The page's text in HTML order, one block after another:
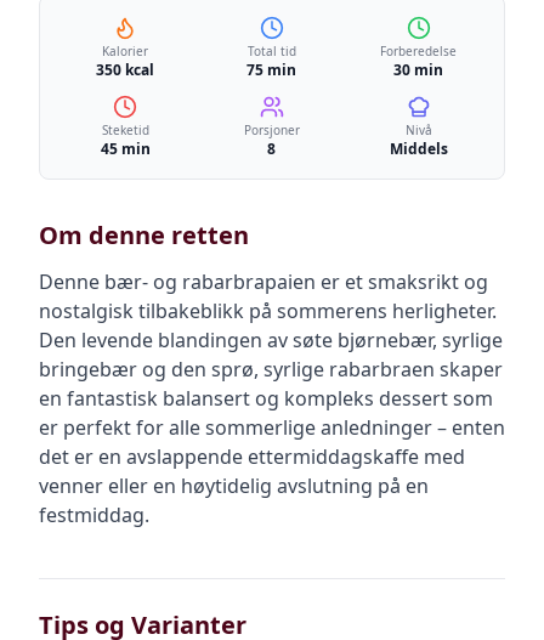
Kalorier
350 kcal
Total tid
75 min
Forberedelse
30 min
Steketid
45 min
Porsjoner
8
Nivå
Middels
Om denne retten
Denne bær- og rabarbrapaien er et smaksrikt og
nostalgisk tilbakeblikk på sommerens herligheter.
Den levende blandingen av søte bjørnebær, syrlige
bringebær og den sprø, syrlige rabarbraen skaper
en fantastisk balansert og kompleks dessert som
er perfekt for alle sommerlige anledninger – enten
det er en avslappende ettermiddagskaffe med
venner eller en høytidelig avslutning på en
festmiddag.
Tips og Varianter